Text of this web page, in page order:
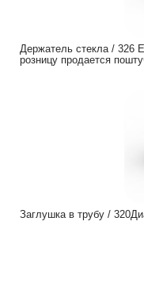
Держатель стекла / 326
розницу продается
Заглушка в трубу /